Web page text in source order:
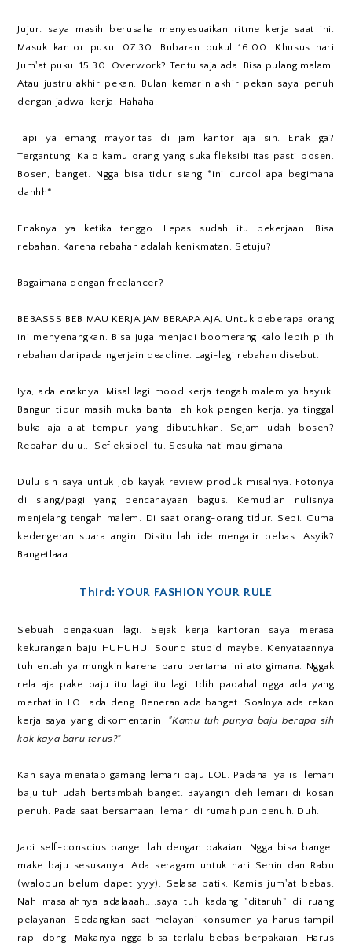
Jujur: saya masih berusaha menyesuaikan ritme kerja saat ini.
Masuk kantor pukul 07.30. Bubaran pukul 16.00. Khusus hari
Jum'at pukul 15.30. Overwork? Tentu saja ada. Bisa pulang malam.
Atau justru akhir pekan. Bulan kemarin akhir pekan saya penuh
dengan jadwal kerja. Hahaha.
Tapi ya emang mayoritas di jam kantor aja sih. Enak ga?
Tergantung. Kalo kamu orang yang suka fleksibilitas pasti bosen.
Bosen, banget. Ngga bisa tidur siang *ini curcol apa begimana
dahhh*
Enaknya ya ketika tenggo. Lepas sudah itu pekerjaan. Bisa
rebahan. Karena rebahan adalah kenikmatan. Setuju?
Bagaimana dengan freelancer?
BEBASSS BEB MAU KERJA JAM BERAPA AJA. Untuk beberapa orang
ini menyenangkan. Bisa juga menjadi boomerang kalo lebih pilih
rebahan daripada ngerjain deadline. Lagi-lagi rebahan disebut.
Iya, ada enaknya. Misal lagi mood kerja tengah malem ya hayuk.
Bangun tidur masih muka bantal eh kok pengen kerja, ya tinggal
buka aja alat tempur yang dibutuhkan. Sejam udah bosen?
Rebahan dulu... Sefleksibel itu. Sesuka hati mau gimana.
Dulu sih saya untuk job kayak review produk misalnya. Fotonya
di siang/pagi yang pencahayaan bagus. Kemudian nulisnya
menjelang tengah malem. Di saat orang-orang tidur. Sepi. Cuma
kedengeran suara angin. Disitu lah ide mengalir bebas. Asyik?
Bangetlaaa.
Third: YOUR FASHION YOUR RULE
Sebuah pengakuan lagi. Sejak kerja kantoran saya merasa
kekurangan baju HUHUHU. Sound stupid maybe. Kenyataannya
tuh entah ya mungkin karena baru pertama ini ato gimana. Nggak
rela aja pake baju itu lagi itu lagi. Idih padahal ngga ada yang
merhatiin LOL ada deng. Beneran ada banget. Soalnya ada rekan
kerja saya yang dikomentarin, "Kamu tuh punya baju berapa sih
kok kaya baru terus?"
Kan saya menatap gamang lemari baju LOL. Padahal ya isi lemari
baju tuh udah bertambah banget. Bayangin deh lemari di kosan
penuh. Pada saat bersamaan, lemari di rumah pun penuh. Duh.
Jadi self-conscius banget lah dengan pakaian. Ngga bisa banget
make baju sesukanya. Ada seragam untuk hari Senin dan Rabu
(walopun belum dapet yyy). Selasa batik. Kamis jum'at bebas.
Nah masalahnya adalaaah....saya tuh kadang "ditaruh" di ruang
pelayanan. Sedangkan saat melayani konsumen ya harus tampil
rapi dong. Makanya ngga bisa terlalu bebas berpakaian. Harus